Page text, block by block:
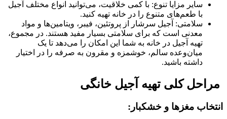
سایر مزایا تنوع: با کمی خلاقیت، می‌توانید انواع مختلف آجیل
با طعم‌های متنوع را در خانه تهیه کنید.
سلامتی: آجیل سرشار از پروتئین، فیبر، ویتامین‌ها و مواد
معدنی است که برای سلامتی بسیار مفید هستند. در مجموع،
تهیه آجیل در خانه به شما این امکان را می‌دهد تا یک
میان‌وعده سالم، خوشمزه و مقرون به صرفه را در اختیار
داشته باشید.
مراحل کلی تهیه آجیل خانگی
انتخاب مغزها و خشکبار: